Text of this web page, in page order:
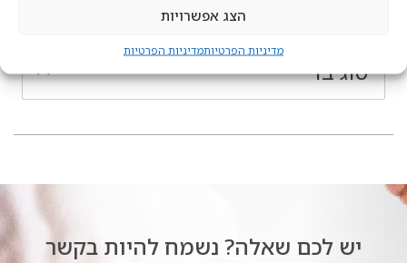
הצג אפשרויות
מדיניות הפרטיותמדיניות הפרטיות
סוג בד
יש לכם שאלה? נשמח להיות בקשר